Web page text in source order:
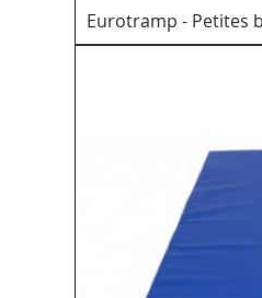
Eurotramp - Petites